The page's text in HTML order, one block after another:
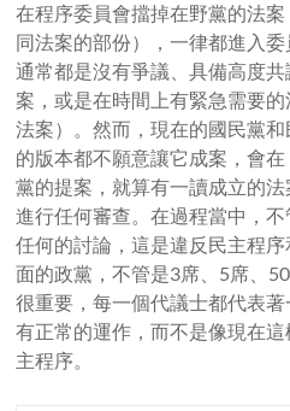
在程序委員會擋掉在野黨的法
同法案的部份），一律都進入
通常都是沒有爭議、具備高度
案，或是在時間上有緊急需要
法案）。然而，現在的國民黨
的版本都不願意讓它成案，會
黨的提案，就算有一讀成立的
進行任何審查。在過程當中，
任何的討論，這是違反民主程
面的政黨，不管是3席、5席、
很重要，每一個代議士都代表
有正常的運作，而不是像現在
主程序。